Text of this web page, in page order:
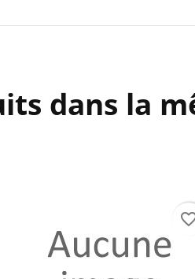
dans la
CRÉER UNE LISTE
Annuler